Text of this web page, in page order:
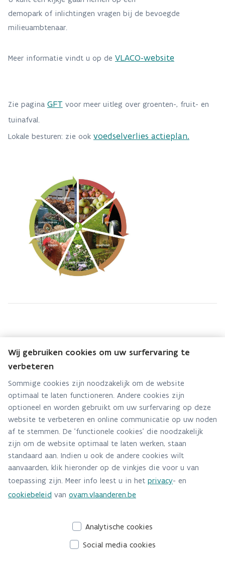
demopark of inlichtingen vragen bij de bevoegde
milieuambtenaar.
Meer informatie vindt u op de VLACO-website
Zie pagina GFT voor meer uitleg over groenten-, fruit- en
tuinafval.
Lokale besturen: zie ook voedselverlies actieplan.
Team Bio
Hebt u een vraag voor dit team? Stel ze hier:
Via contact formulier
Alle contactgegevens
Adres
Stationsstraat 110
2800 Mechelen
Route en bereikbaarheid
Wij gebruiken cookies om uw surfervaring te
verbeteren
Sommige cookies zijn noodzakelijk om de website
optimaal te laten functioneren. Andere cookies zijn
optioneel en worden gebruikt om uw surfervaring op deze
website te verbeteren en online communicatie op uw noden
af te stemmen. De 'functionele cookies' die noodzakelijk
zijn om de website optimaal te laten werken, staan
standaard aan. Indien u ook de andere cookies wilt
aanvaarden, klik hieronder op de vinkjes die voor u van
toepassing zijn. Meer info leest u in het privacy- en
cookiebeleid van ovam.vlaanderen.be
Analytische cookies
Social media cookies